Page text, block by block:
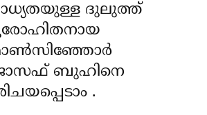
ദുലുത്ത്
ബുഹിനെ
.